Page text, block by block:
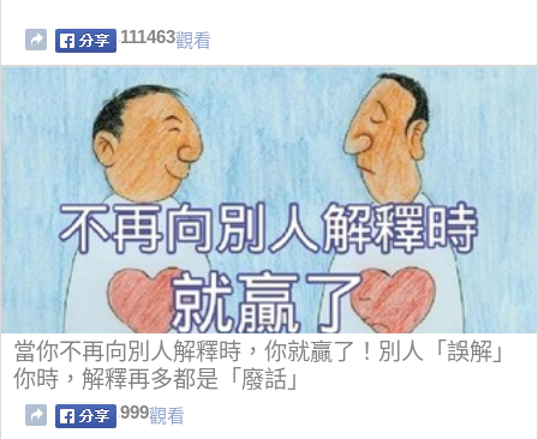
111463觀看
當你不再向別人解釋時，你就贏了！別人「誤解」
你時，解釋再多都是「廢話」
999觀看